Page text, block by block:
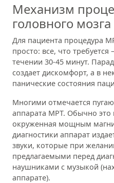
Механизм
головного мозга
Для пациента процедура
просто: все, что
течении 30-45 минут.
создает дискомфорт, а в
панические состояния
Многими отмечается
аппарата МРТ. Обычно это
окруженная мощным
диагностики аппарат
звуки, которые при
предлагаемыми перед
наушниками с музыкой
аппарате).